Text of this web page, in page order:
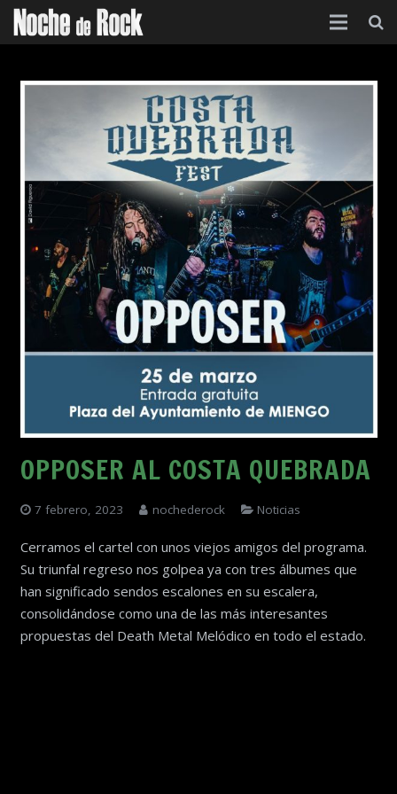
Foro
Contacto
Acerca de
OPPOSER AL COSTA QUEBRADA
7 febrero, 2023 nochederock Noticias
Cerramos el cartel con unos viejos amigos del programa.
Su triunfal regreso nos golpea ya con tres álbumes que
han significado sendos escalones en su escalera,
consolidándose como una de las más interesantes
propuestas del Death Metal Melódico en todo el estado.